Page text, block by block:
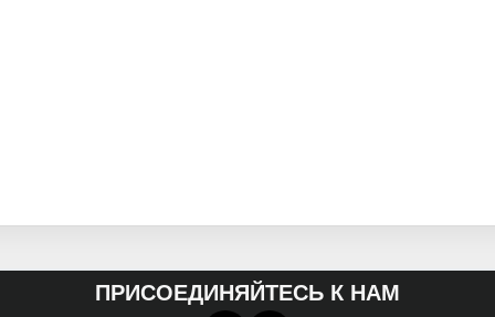
ПРИСОЕДИНЯЙТЕСЬ К НАМ